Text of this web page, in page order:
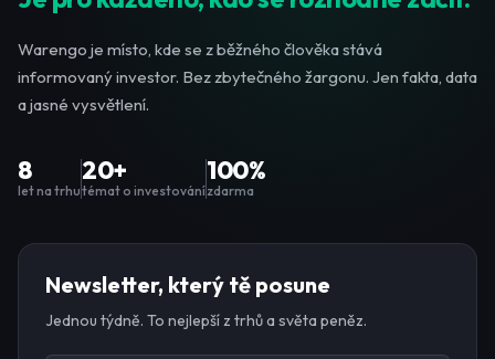
Warengo je místo, kde se z běžného člověka stává
informovaný investor. Bez zbytečného žargonu. Jen fakta, data
a jasné vysvětlení.
8
let na trhu
20+
témat o investování
100%
zdarma
Newsletter, který tě posune
Jednou týdně. To nejlepší z trhů a světa peněz.